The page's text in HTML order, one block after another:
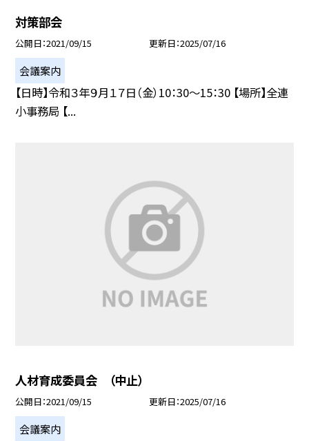
対策部会
公開日 2021/09/15 更新日 2025/07/16
会議案内
【日時】令和３年９月１７日（金）10：30〜15：30 【場所】全連
小事務局 【...
人材育成委員会 （中止）
公開日 2021/09/15 更新日 2025/07/16
会議案内